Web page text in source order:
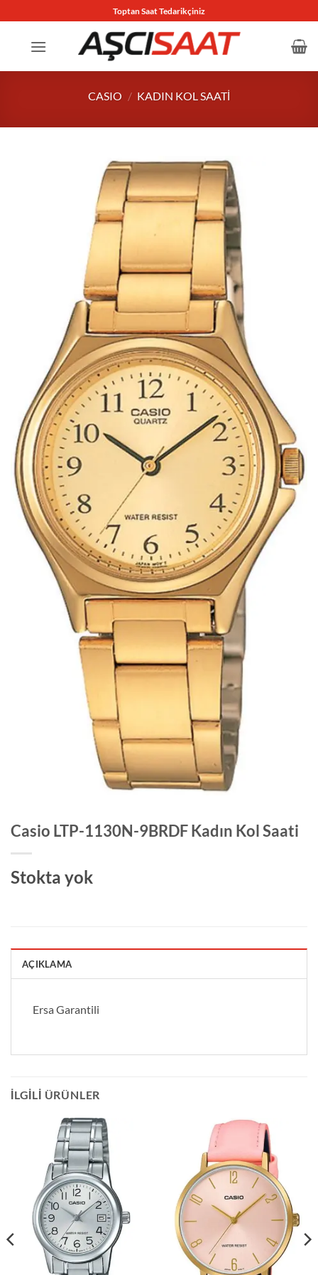
atla
Toptan Saat Tedarikçiniz
CASIO / KADIN KOL SAATI
Casio LTP-1130N-9BRDF Kadın Kol Saati
Stokta yok
AÇIKLAMA
Ersa Garantili
İLGILI ÜRÜNLER